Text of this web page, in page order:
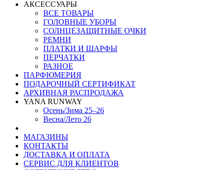
АКСЕССУАРЫ
ВСЕ ТОВАРЫ
ГОЛОВНЫЕ УБОРЫ
СОЛНЦЕЗАЩИТНЫЕ ОЧКИ
РЕМНИ
ПЛАТКИ И ШАРФЫ
ПЕРЧАТКИ
РАЗНОЕ
ПАРФЮМЕРИЯ
ПОДАРОЧНЫЙ СЕРТИФИКАТ
АРХИВНАЯ РАСПРОДАЖА
YANA RUNWAY
Осень/Зима 25–26
Весна/Лето 26
МАГАЗИНЫ
КОНТАКТЫ
ДОСТАВКА И ОПЛАТА
СЕРВИС ДЛЯ КЛИЕНТОВ